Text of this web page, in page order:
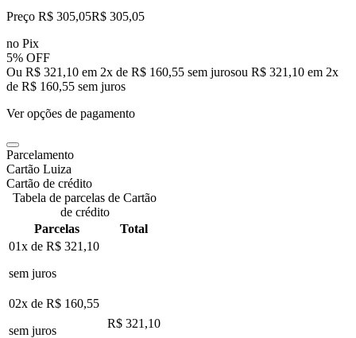
Preço R$ 305,05R$ 305,05
no Pix
5% OFF
Ou R$ 321,10 em 2x de R$ 160,55 sem jurosou R$ 321,10 em 2x
de R$ 160,55 sem juros
Ver opções de pagamento
Parcelamento
Cartão Luiza
Cartão de crédito
Tabela de parcelas de Cartão
de crédito
Parcelas
Total
01x de R$ 321,10
sem juros
02x de R$ 160,55
sem juros
R$ 321,10